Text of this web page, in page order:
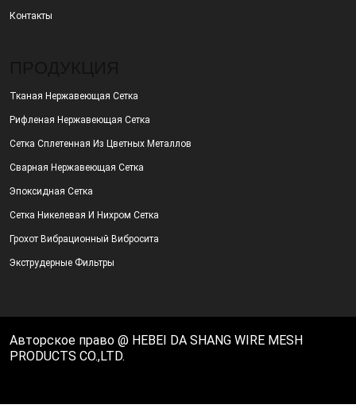
Контакты
Тканая Нержавеющая Сетка
Рифленая Нержавеющая Сетка
Сетка Сплетенная Из Цветных Металлов
Сварная Нержавеющая Сетка
Эпоксидная Сетка
Сетка Никелевая И Нихром Сетка
Грохот Вибрационный Вибросита
Экструдерные Фильтры
Авторское право @ HEBEI DA SHANG WIRE MESH
PRODUCTS CO.,LTD.